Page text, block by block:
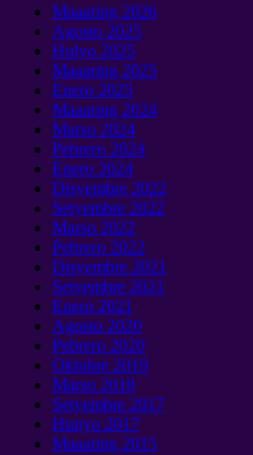
Maaaring 2026
Agosto 2025
Hulyo 2025
Maaaring 2025
Enero 2025
Maaaring 2024
Marso 2024
Pebrero 2024
Enero 2024
Disyembre 2022
Setyembre 2022
Marso 2022
Pebrero 2022
Disyembre 2021
Setyembre 2021
Enero 2021
Agosto 2020
Pebrero 2020
Oktubre 2019
Marso 2018
Setyembre 2017
Hunyo 2017
Maaaring 2015